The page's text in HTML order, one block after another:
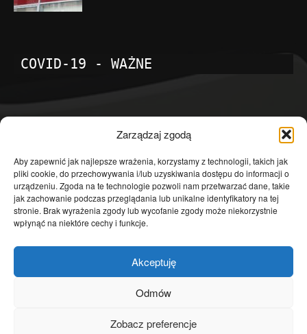
Zarządzaj zgodą
Aby zapewnić jak najlepsze wrażenia, korzystamy z technologii, takich jak
pliki cookie, do przechowywania i/lub uzyskiwania dostępu do informacji o
urządzeniu. Zgoda na te technologie pozwoli nam przetwarzać dane, takie
jak zachowanie podczas przeglądania lub unikalne identyfikatory na tej
stronie. Brak wyrażenia zgody lub wycofanie zgody może niekorzystnie
wpłynąć na niektóre cechy i funkcje.
Akceptuję
Odmów
Zobacz preferencje
COVID-19 - WAŻNE
Temat dnia
4601
Publicystyka
4363
Polityka
3639
Polska
Społeczeństwo
2823